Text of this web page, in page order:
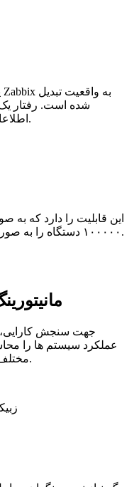
شده است. رفتار
اطلاعات قبلی آن سیستم قابل تشخیص است.
۱۰۰۰۰۰ دستگاه را به صورت همزمان روی یک سرور مانیتور نماید.
جهت سنجش کارایی،
عملکرد سیستم ها را
مختلف شبکه را به صورت بلادرنگ مانیتور کند.